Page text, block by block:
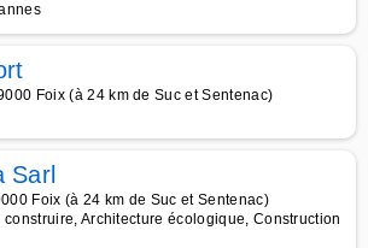
Foix (à 24 km de Suc et Sentenac)
Sarl
Foix (à 24 km de Suc et Sentenac)
Architecture écologique, Construction